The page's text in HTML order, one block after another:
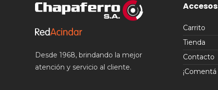
Desde 1968, brindando la mejor
atención y servicio al cliente.
Accesos
Carrito
Tienda
Contacto